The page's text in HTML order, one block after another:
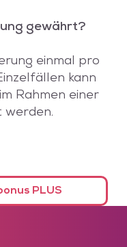
gewährt?
einmal pro
kann
Rahmen einer
werden.
PLUS